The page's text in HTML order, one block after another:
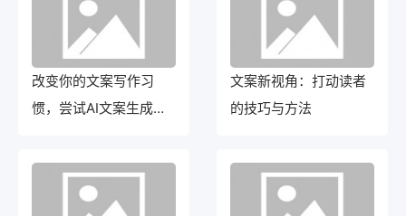
改变你的文案写作习
惯，尝试AI文案生成器
文案新视角：打动读者
的技巧与方法